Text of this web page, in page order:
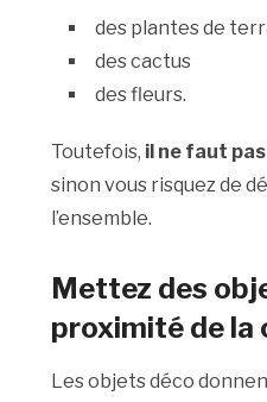
des plantes de
des cactus
des fleurs.
Toutefois, il ne faut
sinon vous risquez de
l’ensemble.
Mettez des
proximité de la
Les objets déco